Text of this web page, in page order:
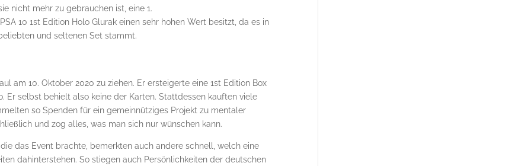
nicht mehr zu gebrauchen ist, eine 1.
10 1st Edition Holo Glurak einen sehr hohen Wert besitzt, da es in
und seltenen Set stammt.
am 10. Oktober 2020 zu ziehen. Er ersteigerte eine 1st Edition Box
Er selbst behielt also keine der Karten. Stattdessen kauften viele
so Spenden für ein gemeinnütziges Projekt zu mentaler
und zog alles, was man sich nur wünschen kann.
das Event brachte, bemerkten auch andere schnell, welch eine
dahinterstehen. So stiegen auch Persönlichkeiten der deutschen